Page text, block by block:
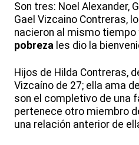
Son tres: Noel Alexander,
Gael Vizcaino Contreras,
nacieron al mismo tiempo
pobreza les dio la
Hijos de Hilda Contreras,
Vizcaíno de 27; ella ama
son el completivo de una
pertenece otro miembro
una relación anterior de